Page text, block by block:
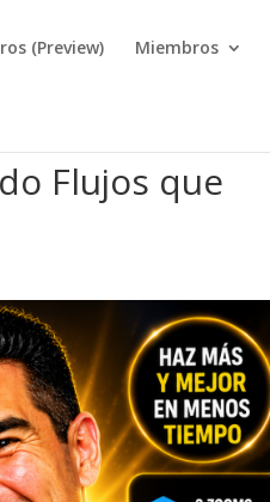
(Preview) Miembros
Flujos que